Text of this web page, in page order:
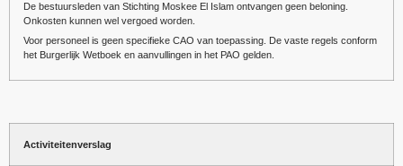
De bestuursleden van Stichting Moskee El Islam ontvangen geen beloning.
Onkosten kunnen wel vergoed worden.
Voor personeel is geen specifieke CAO van toepassing. De vaste regels conform
het Burgerlijk Wetboek en aanvullingen in het PAO gelden.
Activiteitenverslag